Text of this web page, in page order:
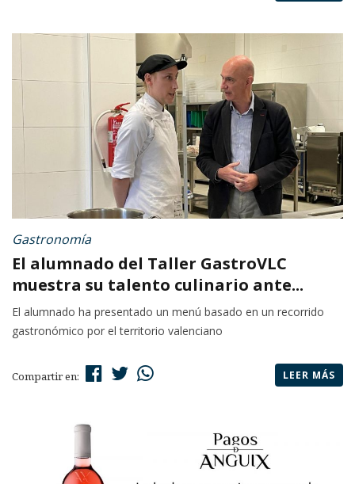
Gastronomía
El alumnado del Taller GastroVLC
muestra su talento culinario ante...
El alumnado ha presentado un menú basado en un recorrido
gastronómico por el territorio valenciano
Compartir en: LEER MÁS